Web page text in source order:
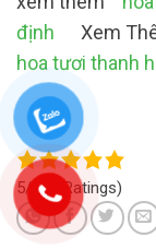
định Xem
hoa tươi thanh
5/5 (4 Ratings)